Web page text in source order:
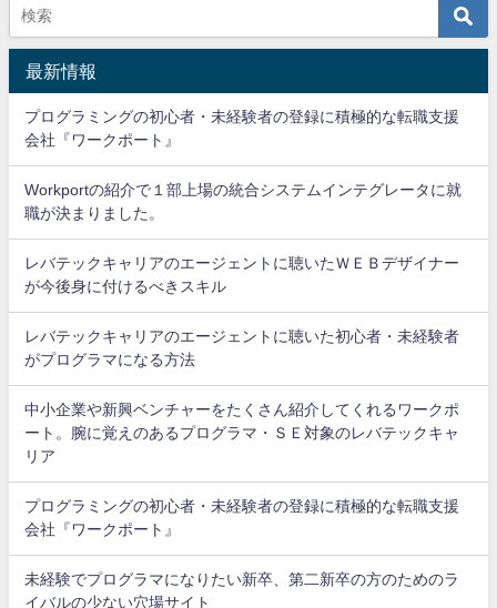
最新情報
プログラミングの初心者・未経験者の登録に積極的な転職支援
会社『ワークポート』
Workportの紹介で１部上場の統合システムインテグレータに就
職が決まりました。
レバテックキャリアのエージェントに聴いたＷＥＢデザイナー
が今後身に付けるべきスキル
レバテックキャリアのエージェントに聴いた初心者・未経験者
がプログラマになる方法
中小企業や新興ベンチャーをたくさん紹介してくれるワークポ
ート。腕に覚えのあるプログラマ・ＳＥ対象のレバテックキャ
リア
プログラミングの初心者・未経験者の登録に積極的な転職支援
会社『ワークポート』
未経験でプログラマになりたい新卒、第二新卒の方のためのラ
イバルの少ない穴場サイト